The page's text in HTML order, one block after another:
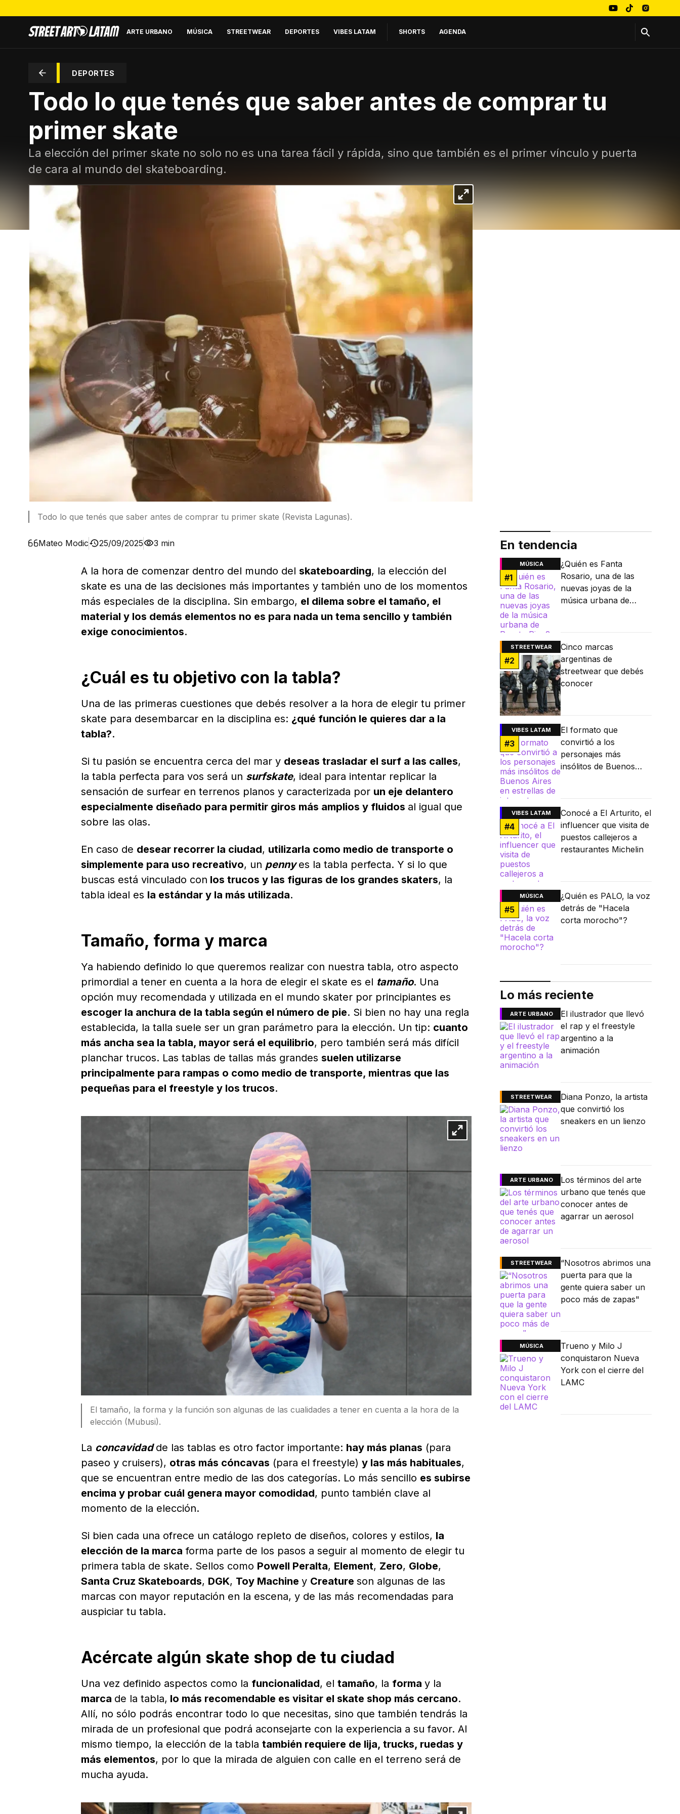
ARTE URBANO MÚSICA STREETWEAR DEPORTES VIBES LATAM SHORTS AGENDA
DEPORTES
Todo lo que tenés que saber antes de comprar tu
primer skate
La elección del primer skate no solo no es una tarea fácil y rápida, sino que también es el primer vínculo y puerta
de cara al mundo del skateboarding.
Todo lo que tenés que saber antes de comprar tu primer skate (Revista Lagunas).
Mateo Modic 25/09/2025 3 min
A la hora de comenzar dentro del mundo del skateboarding, la elección del
skate es una de las decisiones más importantes y también uno de los momentos
más especiales de la disciplina. Sin embargo, el dilema sobre el tamaño, el
material y los demás elementos no es para nada un tema sencillo y también
exige conocimientos.
¿Cuál es tu objetivo con la tabla?
Una de las primeras cuestiones que debés resolver a la hora de elegir tu primer
skate para desembarcar en la disciplina es: ¿qué función le quieres dar a la
tabla?.
Si tu pasión se encuentra cerca del mar y deseas trasladar el surf a las calles,
la tabla perfecta para vos será un surfskate, ideal para intentar replicar la
sensación de surfear en terrenos planos y caracterizada por un eje delantero
especialmente diseñado para permitir giros más amplios y fluidos al igual que
sobre las olas.
En caso de desear recorrer la ciudad, utilizarla como medio de transporte o
simplemente para uso recreativo, un pennyes la tabla perfecta. Y si lo que
buscas está vinculado con los trucos y las figuras de los grandes skaters, la
tabla ideal es la estándar y la más utilizada.
Tamaño, forma y marca
Ya habiendo definido lo que queremos realizar con nuestra tabla, otro aspecto
primordial a tener en cuenta a la hora de elegir el skate es el tamaño. Una
opción muy recomendada y utilizada en el mundo skater por principiantes es
escoger la anchura de la tabla según el número de pie. Si bien no hay una regla
establecida, la talla suele ser un gran parámetro para la elección. Un tip: cuanto
más ancha sea la tabla, mayor será el equilibrio, pero también será más difícil
planchar trucos. Las tablas de tallas más grandes suelen utilizarse
principalmente para rampas o como medio de transporte, mientras que las
pequeñas para el freestyle y los trucos.
El tamaño, la forma y la función son algunas de las cualidades a tener en cuenta a la hora de la
elección (Mubusi).
La concavidadde las tablas es otro factor importante: hay más planas (para
paseo y cruisers), otras más cóncavas (para el freestyle) y las más habituales,
que se encuentran entre medio de las dos categorías. Lo más sencillo es subirse
encima y probar cuál genera mayor comodidad, punto también clave al
momento de la elección.
Si bien cada una ofrece un catálogo repleto de diseños, colores y estilos, la
elección de la marca forma parte de los pasos a seguir al momento de elegir tu
primera tabla de skate. Sellos como Powell Peralta, Element, Zero, Globe,
Santa Cruz Skateboards, DGK, Toy Machine y Creature son algunas de las
marcas con mayor reputación en la escena, y de las más recomendadas para
auspiciar tu tabla.
Acércate algún skate shop de tu ciudad
Una vez definido aspectos como la funcionalidad, el tamaño, la forma y la
marca de la tabla, lo más recomendable es visitar el skate shop más cercano.
Allí, no sólo podrás encontrar todo lo que necesitas, sino que también tendrás la
mirada de un profesional que podrá aconsejarte con la experiencia a su favor. Al
mismo tiempo, la elección de la tabla también requiere de lija, trucks, ruedas y
más elementos, por lo que la mirada de alguien con calle en el terreno será de
mucha ayuda.
En tendencia
MÚSICA
#1
¿Quién es Fanta
Rosario, una de las
nuevas joyas de la
música urbana de
STREETWEAR
#2
Cinco marcas
argentinas de
streetwear que debés
conocer
VIBES LATAM
#3
El formato que
convirtió a los
personajes más
insólitos de Buenos
VIBES LATAM
#4
Conocé a El Arturito, el
influencer que visita de
puestos callejeros a
restaurantes Michelin
MÚSICA
#5
¿Quién es PALO, la voz
detrás de "Hacela
corta morocho"?
Lo más reciente
ARTE URBANO
El ilustrador que llevó
el rap y el freestyle
argentino a la
animación
STREETWEAR
Diana Ponzo, la artista
que convirtió los
sneakers en un lienzo
ARTE URBANO
Los términos del arte
urbano que tenés que
conocer antes de
agarrar un aerosol
STREETWEAR
“Nosotros abrimos una
puerta para que la
gente quiera saber un
poco más de zapas"
MÚSICA
Trueno y Milo J
conquistaron Nueva
York con el cierre del
LAMC